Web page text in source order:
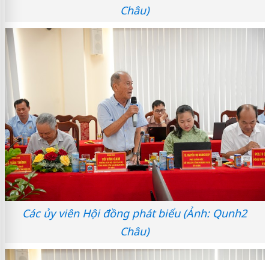
Châu)
Các ủy viên Hội đồng phát biểu (Ảnh: Qunh2
Châu)